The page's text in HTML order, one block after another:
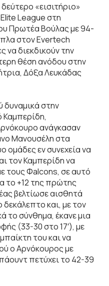
«εισιτήριο»
League στη
Πρωτέα Βούλας με 94-
στον Evertech
να διεκδικούν την
θέση ανόδου στην
Δόξα Λευκάδας
στην
Καμπερίδη,
ανάγκασαν
Μανουσέλη στα
ομάδες εν συνεχεία να
τον Καμπερίδη να
τους Φalcons, σε αυτό
το +12 της πρώτης
βελτίωσε αισθητά
και, με τον
το σύνθημα, έκανε μια
(33-30 στο 17′), με
του και να
ο Αρνόκουρος με
πετύχει το 42-39